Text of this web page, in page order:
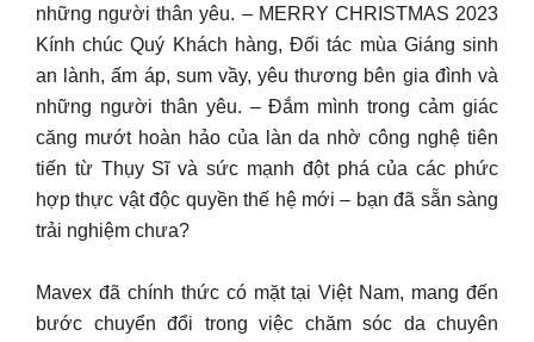
những người thân yêu. – MERRY CHRISTMAS 2023
Kính chúc Quý Khách hàng, Đối tác mùa Giáng sinh
an lành, ấm áp, sum vầy, yêu thương bên gia đình và
những người thân yêu. – Đắm mình trong cảm giác
căng mướt hoàn hảo của làn da nhờ công nghệ tiên
tiến từ Thụy Sĩ và sức mạnh đột phá của các phức
hợp thực vật độc quyền thế hệ mới – bạn đã sẵn sàng
trải nghiệm chưa?
Mavex đã chính thức có mặt tại Việt Nam, mang đến
bước chuyển đổi trong việc chăm sóc da chuyên